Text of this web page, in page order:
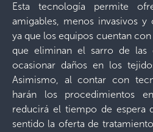
Esta tecnología permite
amigables, menos invasivos y
ya que los equipos cuentan
que eliminan el sarro de las
ocasionar daños en los
Asimismo, al contar con
harán los procedimientos
reducirá el tiempo de espera
sentido la oferta de